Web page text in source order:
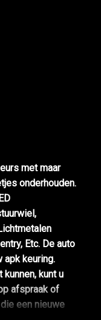
met maar
onderhouden.
Etc. De auto
keuring.
kunt u
afspraak of
een nieuwe